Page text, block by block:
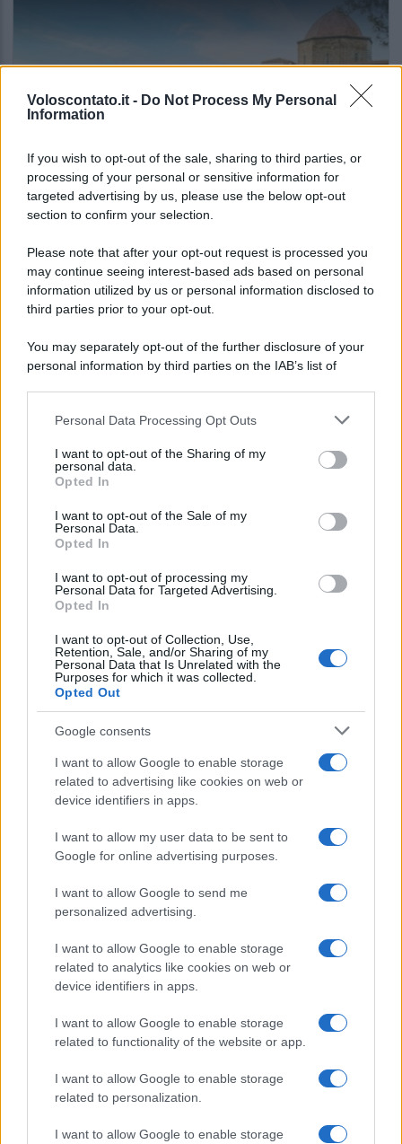
Voloscontato.it - Do Not Process My Personal
Information
If you wish to opt-out of the sale, sharing to third parties, or
processing of your personal or sensitive information for
targeted advertising by us, please use the below opt-out
section to confirm your selection.
Please note that after your opt-out request is processed you
may continue seeing interest-based ads based on personal
information utilized by us or personal information disclosed to
third parties prior to your opt-out.
You may separately opt-out of the further disclosure of your
personal information by third parties on the IAB’s list of
This information may also be disclosed by us to third parties
disclose it to other third parties.
Please note that this website/app uses one or more Google
services and may gather and store information including but
not limited to your visit or usage behaviour. You may click to
grant or deny consent to Google and its third-party tags to
consent section.
Personal Data Processing Opt Outs
I want to opt-out of the Sharing of my
personal data.
Opted In
I want to opt-out of the Sale of my
Personal Data.
Opted In
I want to opt-out of processing my
Personal Data for Targeted Advertising.
Opted In
I want to opt-out of Collection, Use,
Retention, Sale, and/or Sharing of my
Personal Data that Is Unrelated with the
Purposes for which it was collected.
Opted Out
Google consents
I want to allow Google to enable storage
related to advertising like cookies on web or
device identifiers in apps.
I want to allow my user data to be sent to
Google for online advertising purposes.
I want to allow Google to send me
personalized advertising.
I want to allow Google to enable storage
related to analytics like cookies on web or
device identifiers in apps.
I want to allow Google to enable storage
related to functionality of the website or app.
I want to allow Google to enable storage
related to personalization.
I want to allow Google to enable storage
ITALIA
Le vacanze non sono più quelle di una volta:
il report che svela cosa sta cambiando
Lo sapevi che...
Un grande quotidiano europeo
incorona le Isole Eolie: ecco perché
tutti ne parlano
L’Aeroporto di Bari introduce una
novità che cambia l’attesa prima del
Antica Fiera dell’Assunta di Viconovo:
CHI
SIAMO
PARTNERSHIP E
ACCREDITAMENTI
© 2026 - VOLOSCONTATO CONSIGLI E DIARI DI VIAGGIO - P.IVA
04827280654 – TESTATA REGISTRATA AL TRIBUNALE DI NOCERA
35792 – ISCRITTA ALL’ANSO (ASSOCIAZIONE NAZIONALE STAMPA
ONLINE)
PRIVACY E NOTIFICHE